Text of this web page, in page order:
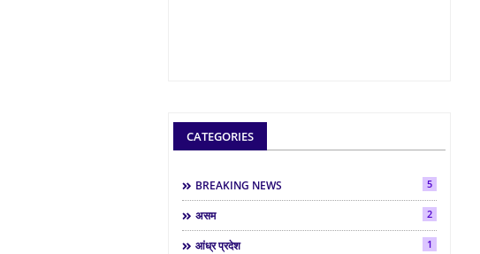
CATEGORIES
BREAKING NEWS 5
असम 2
आंध्र प्रदेश 1